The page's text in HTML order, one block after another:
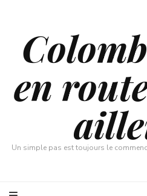
en
Un simple pas est toujours le